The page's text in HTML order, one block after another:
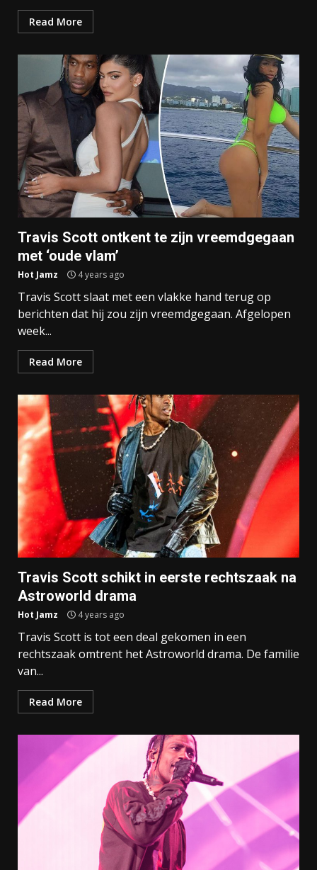
Read More
Travis Scott ontkent te zijn vreemdgegaan
met ‘oude vlam’
Hot Jamz 4 years ago
Travis Scott slaat met een vlakke hand terug op
berichten dat hij zou zijn vreemdgegaan. Afgelopen
week...
Read More
Travis Scott schikt in eerste rechtszaak na
Astroworld drama
Hot Jamz 4 years ago
Travis Scott is tot een deal gekomen in een
rechtszaak omtrent het Astroworld drama. De familie
van...
Read More